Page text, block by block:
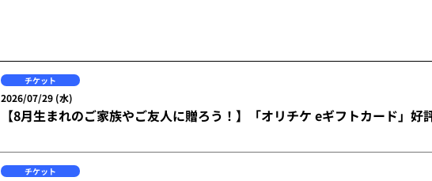
チケット
2026/07/29 (水)
【8月生まれのご家族やご友人に贈ろう！】「オリチケ eギフトカード」好
チケット